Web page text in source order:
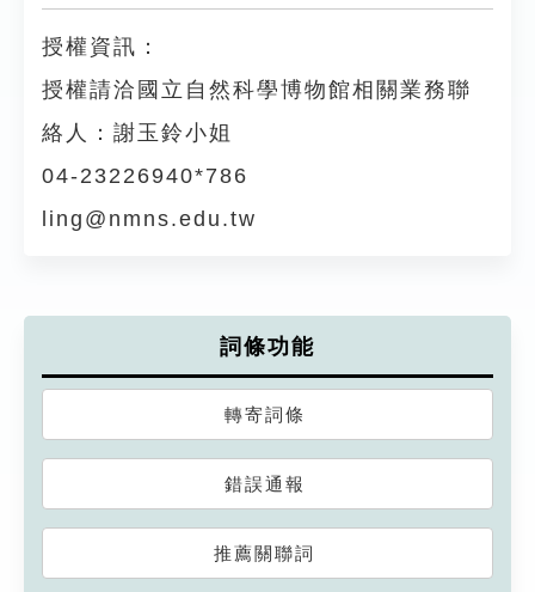
授權資訊：
授權請洽國立自然科學博物館相關業務聯
絡人：謝玉鈴小姐
04-23226940*786
ling@nmns.edu.tw
詞條功能
轉寄詞條
錯誤通報
推薦關聯詞